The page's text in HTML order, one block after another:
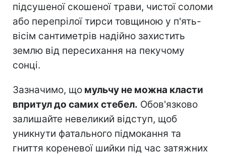
підсушеної скошеної трави, чистої соломи
або перепрілої тирси товщиною у п'ять-
вісім сантиметрів надійно захистить
землю від пересихання на пекучому
сонці.
Зазначимо, що мульчу не можна класти
впритул до самих стебел. Обов'язково
залишайте невеликий відступ, щоб
уникнути фатального підмокання та
гниття кореневої шийки під час затяжних